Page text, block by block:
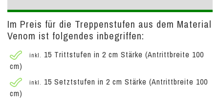
Im Preis für die Treppenstufen aus dem Material
Venom ist folgendes inbegriffen:
inkl. 15 Trittstufen in 2 cm Stärke (Antrittbreite 100
cm)
inkl. 15 Setztstufen in 2 cm Stärke (Antrittbreite 100
cm)